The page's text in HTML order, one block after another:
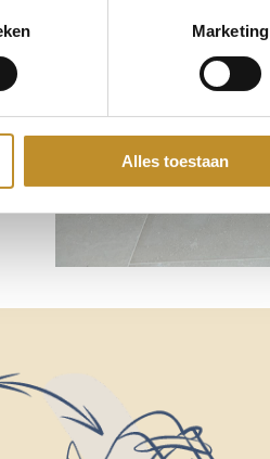
Marketing
Alles toestaan